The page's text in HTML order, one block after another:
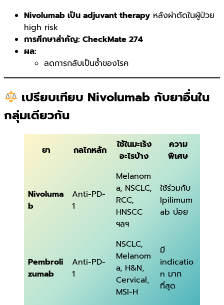
Nivolumab เป็น adjuvant therapy หลังผ่าตัดในผู้ป่วย
high risk
การศึกษาสำคัญ: CheckMate 274
ผล:
ลดการกลับเป็นซ้ำของโรค
เปรียบเทียบ Nivolumab กับยาอื่นใน
กลุ่มเดียวกัน
ยา กลไกหลัก
ใช้ในมะเร็ง
อะไรบ้าง
ความ
พิเศษ
Nivoluma
b
Anti-PD-
1
Melanom
a, NSCLC,
RCC,
HNSCC
ฯลฯ
ใช้ร่วมกับ
Ipilimum
ab บ่อย
Pembroli
zumab
Anti-PD-
1
NSCLC,
Melanom
a, H&N,
Cervical,
MSI-H
มี
indicatio
n มาก
ที่สุด